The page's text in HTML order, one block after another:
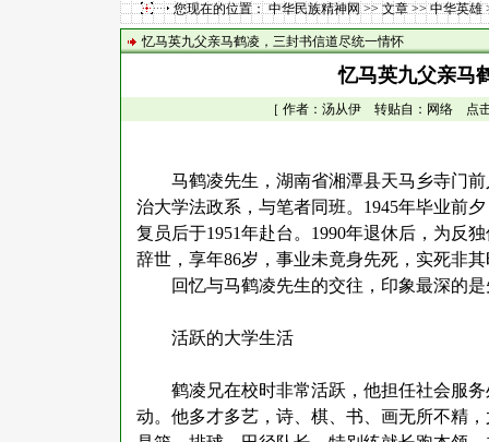
您现在的位置：中华民族精神网>>文章>>中华英雄
忆马英九父亲马鹤凌，三封书信道尽统一情怀
忆马英九父亲马
［ 作者：汤从伊 转贴自：网络 点
马鹤凌先生，湖南省湘潭县天马乡寺门
治大学法政系，与笔者同班。1945年毕业前
复员后于1951年赴台。1990年退休后，为反
辞世，享年86岁，事业未竟身先死，实死非
回忆与马鹤凌先生的交往，印象最深的
活跃的大学生活
鹤凌兄在校时非常活跃，他担任社会服
动。他多才多艺，诗、棋、书、画无所不精